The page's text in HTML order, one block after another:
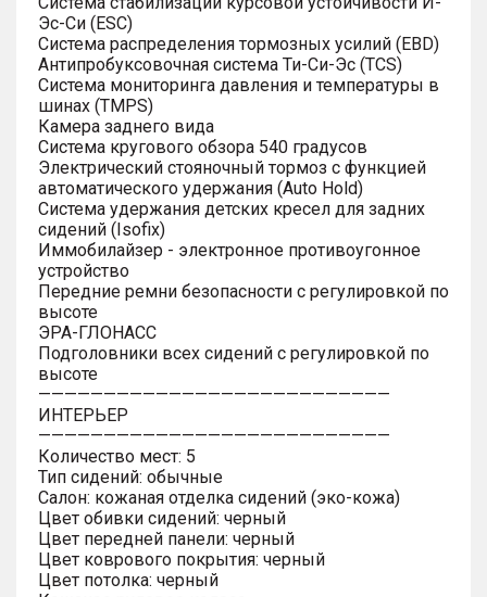
Эс-Си (ESC)
Система распределения тормозных усилий (EBD)
Антипробуксовочная система Ти-Си-Эс (TCS)
Система мониторинга давления и температуры в
шинах (TMPS)
Камера заднего вида
Система кругового обзора 540 градусов
Электрический стояночный тормоз с функцией
автоматического удержания (Auto Hold)
Система удержания детских кресел для задних
сидений (Isofix)
Иммобилайзер - электронное противоугонное
устройство
Передние ремни безопасности с регулировкой по
высоте
ЭРА-ГЛОНАСС
Подголовники всех сидений с регулировкой по
высоте
———————————————————————————
ИНТЕРЬЕР
———————————————————————————
Количество мест: 5
Тип сидений: обычные
Салон: кожаная отделка сидений (эко-кожа)
Цвет обивки сидений: черный
Цвет передней панели: черный
Цвет коврового покрытия: черный
Цвет потолка: черный